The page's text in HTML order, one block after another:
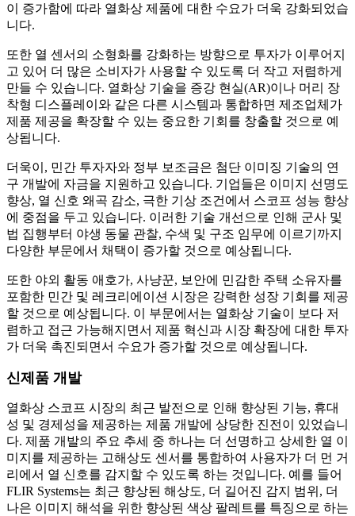
이 증가함에 따라 열화상 제품에 대한 수요가 더욱 강화되었습
니다.
또한 열 센서의 소형화를 강화하는 방향으로 투자가 이루어지
고 있어 더 많은 소비자가 사용할 수 있도록 더 작고 저렴하게
만들 수 있습니다. 열화상 기술을 증강 현실(AR)이나 머리 장
착형 디스플레이와 같은 다른 시스템과 통합하면 제조업체가
제품 제공을 확장할 수 있는 중요한 기회를 창출할 것으로 예
상됩니다.
더욱이, 민간 투자자와 정부 보조금은 첨단 이미징 기술의 연
구 개발에 자금을 지원하고 있습니다. 기업들은 이미지 선명도
향상, 열 신호 왜곡 감소, 극한 기상 조건에서 스코프 성능 향상
에 중점을 두고 있습니다. 이러한 기술 개선으로 인해 군사 및
법 집행부터 야생 동물 관찰, 수색 및 구조 임무에 이르기까지
다양한 부문에서 채택이 증가할 것으로 예상됩니다.
또한 야외 활동 애호가, 사냥꾼, 보안에 민감한 주택 소유자를
포함한 민간 및 레크리에이션 시장은 강력한 성장 기회를 제공
할 것으로 예상됩니다. 이 부문에서는 열화상 기술이 보다 저
렴하고 접근 가능해지면서 제품 혁신과 시장 확장에 대한 투자
가 더욱 촉진되면서 수요가 증가할 것으로 예상됩니다.
신제품 개발
열화상 스코프 시장의 최근 발전으로 인해 향상된 기능, 휴대
성 및 경제성을 제공하는 제품 개발에 상당한 진전이 있었습니
다. 제품 개발의 주요 추세 중 하나는 더 선명하고 상세한 열 이
미지를 제공하는 고해상도 센서를 통합하여 사용자가 더 먼 거
리에서 열 신호를 감지할 수 있도록 하는 것입니다. 예를 들어
FLIR Systems는 최근 향상된 해상도, 더 길어진 감지 범위, 더
나은 이미지 해석을 위한 향상된 색상 팔레트를 특징으로 하는